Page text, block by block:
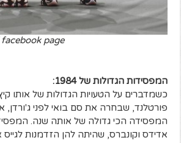
page
המפסידות הגדולות של 1984:
כשמדברים על הטעויות הגדולות של אותו
פורטלנד, שבחרה את סם בואי לפני
המפסידה הכי גדולה של אותה שנה.
אדידס וקונברס, שהיתה להן הזדמנות לגייס